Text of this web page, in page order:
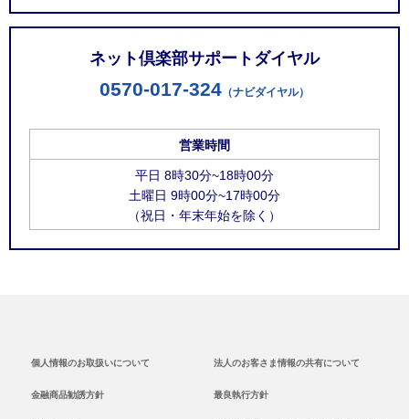
ネット倶楽部サポートダイヤル
0570-017-324 （ナビダイヤル）
営業時間
平日 8時30分~18時00分
土曜日 9時00分~17時00分
（祝日・年末年始を除く）
個人情報のお取扱いについて 法人のお客さま情報の共有について
金融商品勧誘方針 最良執行方針